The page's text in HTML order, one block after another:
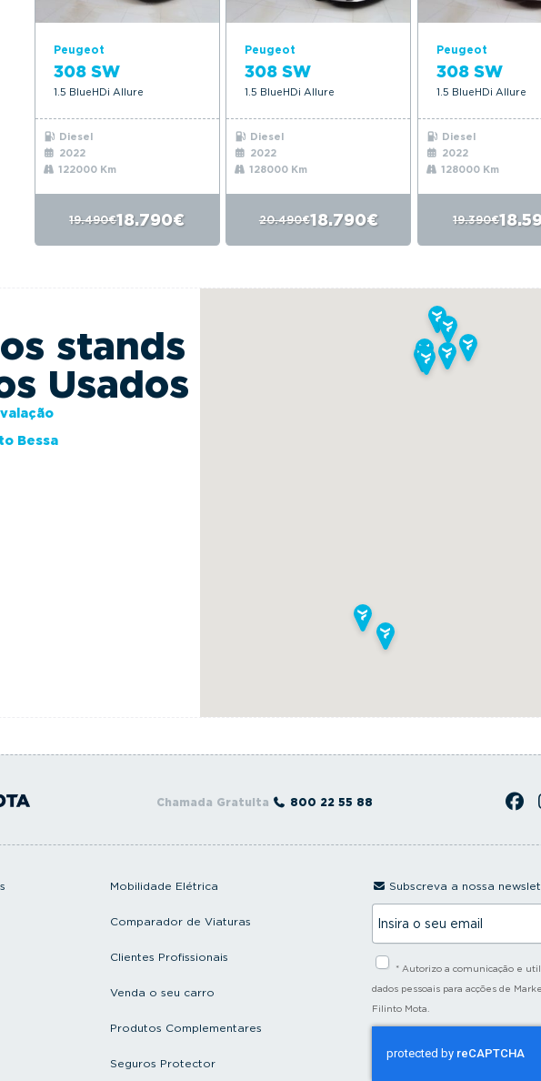
Peugeot
308 SW
1.5 BlueHDi Allure
Diesel
2022
122000 Km
19.490€18.790€
Peugeot
308 SW
1.5 BlueHDi Allure
Diesel
2022
128000 Km
20.490€18.790€
Peugeot
308 SW
1.5 BlueHDi Allure
Diesel
2022
128000 Km
19.390€
stands
Usados
Bessa
Chamada Gratuita 800 22 55 88
Mobilidade Elétrica
Comparador de Viaturas
Clientes Profissionais
Venda o seu carro
Produtos Complementares
Seguros Protector
Subscreva a nossa
s
r
a
s
e
* Autorizo a comunicação e
dados pessoais para acções de
Filinto Mota.